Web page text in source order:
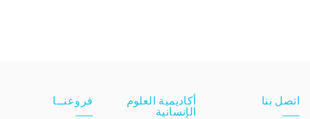
اتصل بنا
أكاديمية العلوم
الإنسانية
فروعنــا